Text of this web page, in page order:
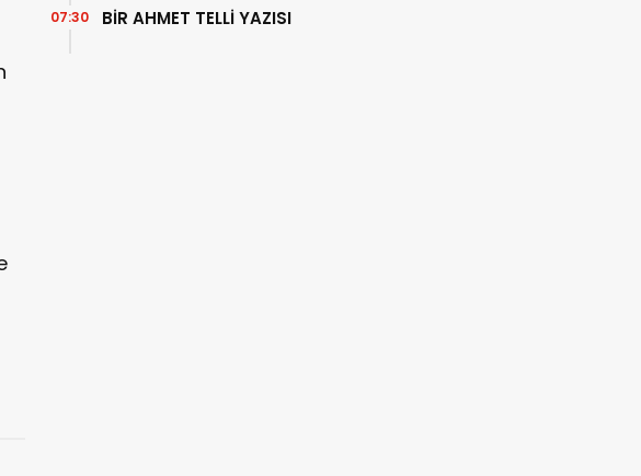
BİR AHMET TELLİ YAZISI
07:30